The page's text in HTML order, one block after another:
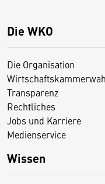
Die WKO
Die Organisation
Transparenz
Rechtliches
Jobs und Karriere
Medienservice
Wissen